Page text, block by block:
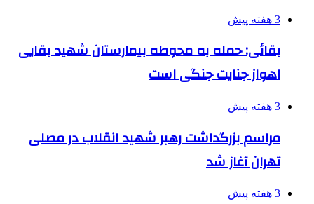
3 هفته پیش
بقائی: حمله به محوطه بیمارستان شهید بقایی
اهواز جنایت جنگی است
3 هفته پیش
مراسم بزرگداشت رهبر شهید انقلاب در مصلی
تهران آغاز شد
3 هفته پیش